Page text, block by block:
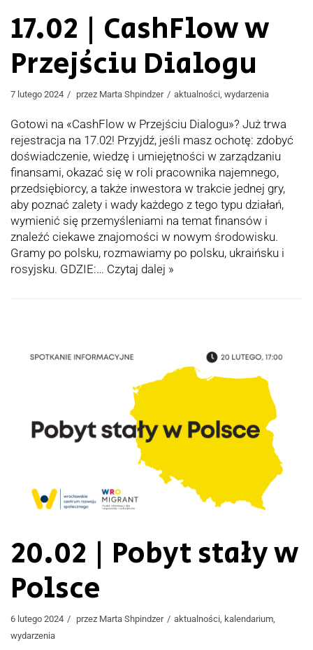
17.02 | CashFlow w
Przejściu Dialogu
7 lutego 2024 przez Marta Shpindzer aktualności, wydarzenia
Gotowi na «CashFlow w Przejściu Dialogu»? Już trwa
rejestracja na 17.02! Przyjdź, jeśli masz ochotę: zdobyć
doświadczenie, wiedzę i umiejętności w zarządzaniu
finansami, okazać się w roli pracownika najemnego,
przedsiębiorcy, a także inwestora w trakcie jednej gry,
aby poznać zalety i wady każdego z tego typu działań,
wymienić się przemyśleniami na temat finansów i
znaleźć ciekawe znajomości w nowym środowisku.
Gramy po polsku, rozmawiamy po polsku, ukraińsku i
rosyjsku. GDZIE:… Czytaj dalej »
20.02 | Pobyt stały w
Polsce
6 lutego 2024 przez Marta Shpindzer aktualności, kalendarium,
wydarzenia